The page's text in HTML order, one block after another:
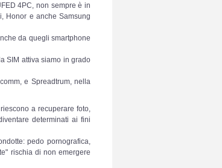
4PC, non sempre è in
Honor e anche Samsung
da quegli smartphone
SIM attiva siamo in grado
e Spreadtrum, nella
a recuperare foto,
determinati ai fini
pedo pornografica,
rischia di non emergere